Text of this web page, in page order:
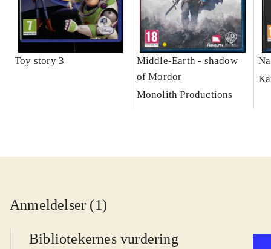
Toy story 3
Middle-Earth - shadow
of Mordor
Monolith Productions
Anmeldelser (1)
Bibliotekernes vurdering